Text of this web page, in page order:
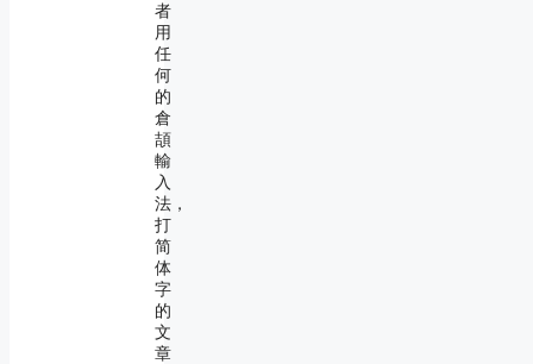
者
用
任
何
的
倉
頡
輸
入
法，
打
简
体
字
的
文
章